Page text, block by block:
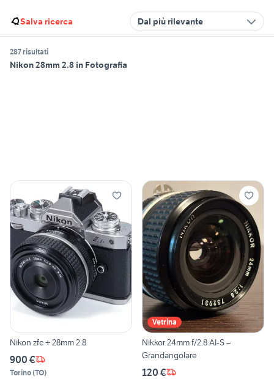
Salva ricerca Dal più rilevante
287 risultati
Nikon 28mm 2.8 in Fotografia
Nikon zfc + 28mm 2.8
900 €
Torino(TO)
Vetrina
Nikkor 24mm f/2.8 AI-S –
Grandangolare
120 €